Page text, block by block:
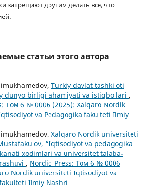
запрещают другим делать все, что
статьи этого автора
Turkiy davlat tashkiloti
dunyo birligi ahamiyati va istiqbollari ,
Том 6 № 0006 (2025): Xalqaro Nordik
va Pedagogika fakulteti Ilmiy
Xalqaro Nordik universiteti
“Iqtisodiyot va pedagogika
xodimlari va universitet talaba-
, Nordic_Press: Том 6 № 0006
Nordik universiteti Iqtisodiyot va
Ilmiy Nashri